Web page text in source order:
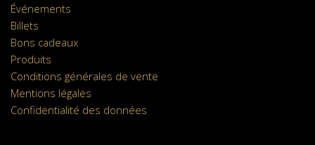
Événements
Billets
Bons cadeaux
Produits
Conditions générales de vente
Mentions légales
Confidentialité des données